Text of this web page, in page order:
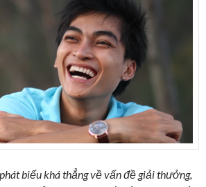
biểu khá thẳng về vấn đề giải thưởng,